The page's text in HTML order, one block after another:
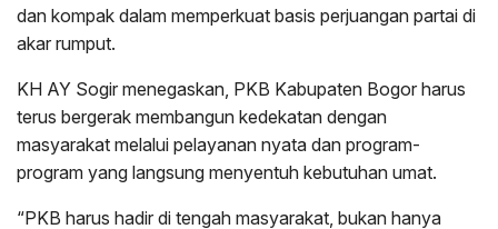
dan kompak dalam memperkuat basis perjuangan partai di
akar rumput.
KH AY Sogir menegaskan, PKB Kabupaten Bogor harus
terus bergerak membangun kedekatan dengan
masyarakat melalui pelayanan nyata dan program-
program yang langsung menyentuh kebutuhan umat.
“PKB harus hadir di tengah masyarakat, bukan hanya